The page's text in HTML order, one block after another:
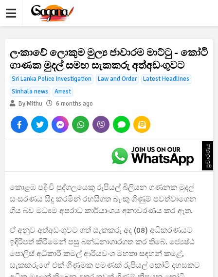
ලංකාවේ ලොකුම මුල්‍ය ජාවාරම මාට්ටු - කෝටි
ගාණක මුදල් සමඟ සැකකරු අත්අඩංගුවට
Sri Lanka Police Investigation Law and Order
Latest Headlines
Sinhala news
Arrest
By Mithu
6 months ago
ප්‍රචාරණය
කොළඹ පදිංචි පුද්ගලයෙකු රුපියල් බිලියන ගණනක මුදල්
සංසරණය සිදු කරමින් රහසිගත බැංකු ගිණුම් පවත්වාගෙන
ගිය බව මධ්‍යම අපරාධ කාර්යාංශය අනාවරණය කර ඇත.
ඒ අනුව අත්අඩංගුවට ගත් සැකකරු අද (08) අධිකරණයට
ඉදිරිපත් කිරීමෙන් පසු බන්ධනාගාරගත කර තිබේ. ජ්‍යෙෂ්ඨ
පොලිස් අධිකාරී කමල් ආරියවංශ මහතා සඳහන් කළේ,
සැකකරුගේ එක් ගිණුමක පමණක් රුපියල් කෝටි දහසකට